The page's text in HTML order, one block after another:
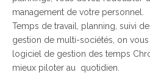
management de votre personnel.
Temps de travail, planning, suivi
gestion de multi-sociétés, on
logiciel de gestion des temps
mieux piloter au quotidien.